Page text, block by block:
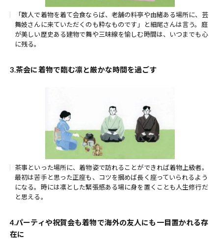
「数人で着物を着て会食ならば、老舗の料亭や由緒ある場所に、芸
舞妓さんに来ていただくのも粋なものです」と細尾さんは言う。庭
が美しい歴史ある建物で舞や三味線を愉しむ時間は、いつまでも心
に残る。
3.茶会に着物で臨む凛と厳かな時間を過ごす
茶事といった場所に、着物姿で訪れることができれば着物上級者。
最初は苦手と思った正座も、コツを摑めば長く座っていられるよう
になる。時には凛とした緊張感ある場に身を置くことも人生修行だ
と思える。
4.パーティや祝賀会も着物で海外の友人にも一目置かれる存
在に